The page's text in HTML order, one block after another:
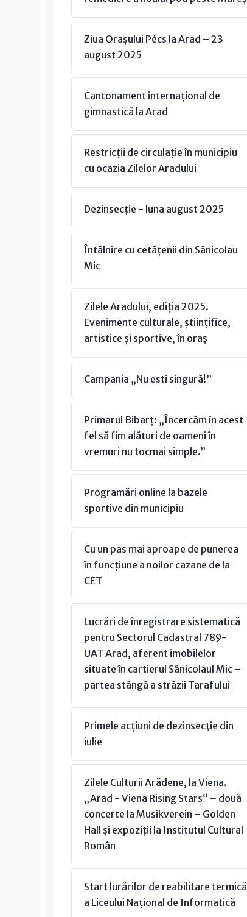
Ziua Orașului Pécs la Arad – 23
august 2025
Cantonament internațional de
gimnastică la Arad
Restricții de circulație în municipiu
cu ocazia Zilelor Aradului
Dezinsecție - luna august 2025
Întâlnire cu cetățenii din Sânicolau
Mic
Zilele Aradului, ediția 2025.
Evenimente culturale, științifice,
artistice și sportive, în oraș
Campania „Nu esti singură!”
Primarul Bibarț: „Încercăm în acest
fel să fim alături de oameni în
vremuri nu tocmai simple.”
Programări online la bazele
sportive din municipiu
Cu un pas mai aproape de punerea
în funcțiune a noilor cazane de la
CET
Lucrări de înregistrare sistematică
pentru Sectorul Cadastral 789-
UAT Arad, aferent imobilelor
situate în cartierul Sânicolaul Mic –
partea stângă a străzii Tarafului
Primele acțiuni de dezinsecţie din
iulie
Zilele Culturii Arădene, la Viena.
„Arad - Viena Rising Stars“ – două
concerte la Musikverein – Golden
Hall și expoziții la Institutul Cultural
Român
Start lurărilor de reabilitare termică
a Liceului Național de Informatică